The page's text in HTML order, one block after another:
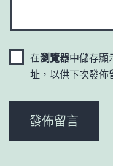
在瀏覽器中儲存顯
址，以供下次發佈